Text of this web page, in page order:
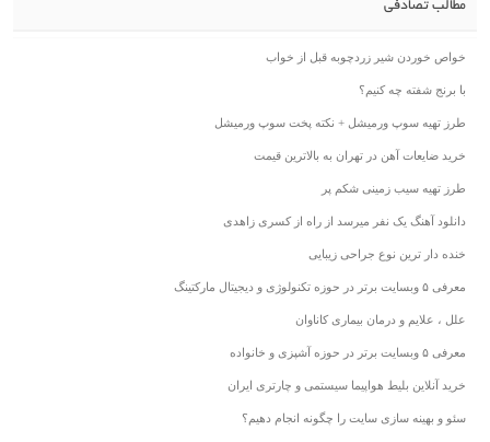
مطالب تصادفی
خواص خوردن شیر زردچوبه قبل از خواب
با برنج شفته چه کنیم؟
طرز تهیه سوپ ورمیشل + نکته پخت سوپ ورمیشل
خرید ضایعات آهن در تهران به بالاترین قیمت
طرز تهیه سیب زمینی شکم پر
دانلود آهنگ یک نفر میرسد از راه از کسری زاهدی
خنده دار ترین نوع جراحی زیبایی
معرفی ۵ وبسایت برتر در حوزه تکنولوژی و دیجیتال مارکتینگ
علل ، علایم و درمان بیماری کاناوان
معرفی ۵ وبسایت برتر در حوزه آشپزی و خانواده
خرید آنلاین بلیط هواپیما سیستمی و چارتری ایران
سئو و بهینه سازی سایت را چگونه انجام دهیم؟